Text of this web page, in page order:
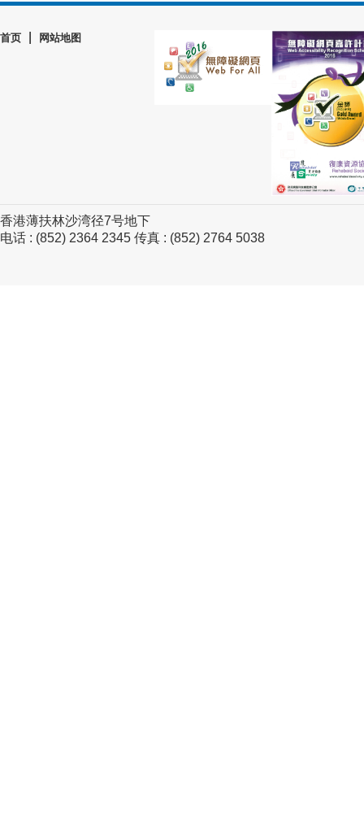
首页 网站地图
香港薄扶林沙湾径7号地下
电话 : (852) 2364 2345 传真 : (852) 2764 5038